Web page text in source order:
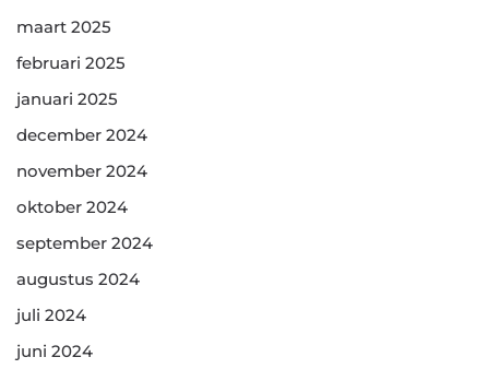
maart 2025
februari 2025
januari 2025
december 2024
november 2024
oktober 2024
september 2024
augustus 2024
juli 2024
juni 2024